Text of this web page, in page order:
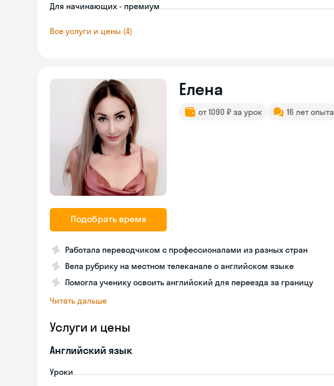
Для начинающих - премиум
Все услуги и цены (4)
Подобрать время
Елена
от 1090 ₽ за урок 16 лет опыта
Работала переводчиком с профессионалами из разных стран
Вела рубрику на местном телеканале о английском языке
Помогла ученику освоить английский для переезда за границу
Читать дальше
Услуги и цены
Английский язык
Уроки